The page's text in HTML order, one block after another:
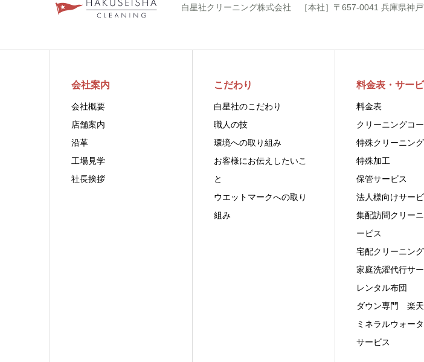
白星社クリーニング株式会社 ［本社］〒657-0041 兵庫県神
会社案内
会社概要
店舗案内
沿革
工場見学
社長挨拶
こだわり
白星社のこだわり
職人の技
環境への取り組み
お客様にお伝えしたいこ
と
ウエットマークへの取り
組み
料金表・サー
料金表
クリーニングコ
特殊クリーニング
特殊加工
保管サービス
法人様向けサー
集配訪問クリー
ービス
宅配クリーニング
家庭洗濯代行サ
レンタル布団
ダウン専門 楽
ミネラルウォー
サービス